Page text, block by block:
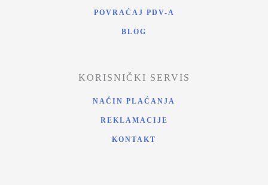
POVRAĆAJ PDV-A
BLOG
KORISNIČKI SERVIS
NAČIN PLAĆANJA
REKLAMACIJE
KONTAKT